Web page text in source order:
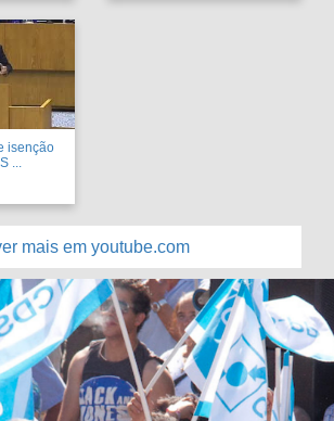
isenção
...
mais em youtube.com